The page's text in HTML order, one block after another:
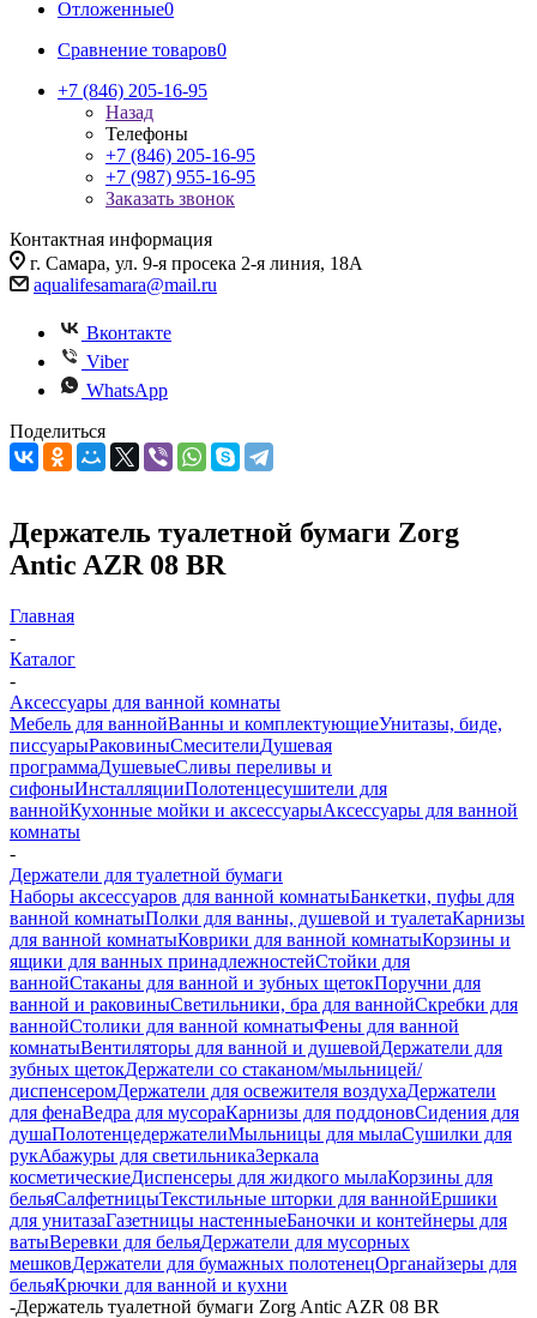
Отложенные0
Сравнение товаров0
+7 (846) 205-16-95
Назад
Телефоны
+7 (846) 205-16-95
+7 (987) 955-16-95
Заказать звонок
Контактная информация
г. Самара, ул. 9-я просека 2-я линия, 18А
aqualifesamara@mail.ru
Вконтакте
Viber
WhatsApp
Поделиться
Держатель туалетной бумаги Zorg
Antic AZR 08 BR
Главная
-
Каталог
-
Аксессуары для ванной комнаты
Мебель для ваннойВанны и комплектующиеУнитазы, биде,
писсуарыРаковиныСмесителиДушевая
программаДушевыеСливы переливы и
сифоныИнсталляцииПолотенцесушители для
ваннойКухонные мойки и аксессуарыАксессуары для ванной
комнаты
-
Держатели для туалетной бумаги
Наборы аксессуаров для ванной комнатыБанкетки, пуфы для
ванной комнатыПолки для ванны, душевой и туалетаКарнизы
для ванной комнатыКоврики для ванной комнатыКорзины и
ящики для ванных принадлежностейСтойки для
ваннойСтаканы для ванной и зубных щетокПоручни для
ванной и раковиныСветильники, бра для ваннойСкребки для
ваннойСтолики для ванной комнатыФены для ванной
комнатыВентиляторы для ванной и душевойДержатели для
зубных щетокДержатели со стаканом/мыльницей/
диспенсеромДержатели для освежителя воздухаДержатели
для фенаВедра для мусораКарнизы для поддоновСидения для
душаПолотенцедержателиМыльницы для мылаСушилки для
рукАбажуры для светильникаЗеркала
косметическиеДиспенсеры для жидкого мылаКорзины для
бельяСалфетницыТекстильные шторки для ваннойЕршики
для унитазаГазетницы настенныеБаночки и контейнеры для
ватыВеревки для бельяДержатели для мусорных
мешковДержатели для бумажных полотенецОрганайзеры для
бельяКрючки для ванной и кухни
-Держатель туалетной бумаги Zorg Antic AZR 08 BR